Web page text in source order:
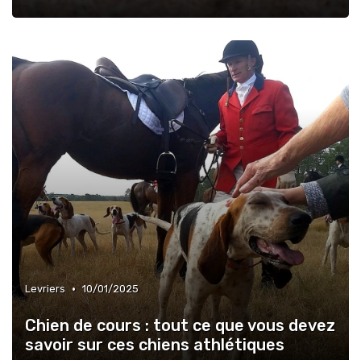
Levriers • 10/01/2025
Chien de cours : tout ce que vous devez
savoir sur ces chiens athlétiques